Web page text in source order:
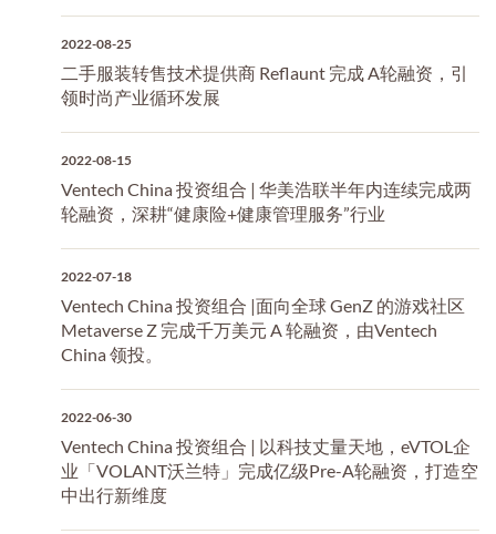
2022-08-25
二手服装转售技术提供商 Reflaunt 完成 A轮融资，引
领时尚产业循环发展
2022-08-15
Ventech China 投资组合 | 华美浩联半年内连续完成两
轮融资，深耕“健康险+健康管理服务”行业
2022-07-18
Ventech China 投资组合 |面向全球 GenZ 的游戏社区
Metaverse Z 完成千万美元 A 轮融资，由Ventech
China 领投。
2022-06-30
Ventech China 投资组合 | 以科技丈量天地，eVTOL企
业「VOLANT沃兰特」完成亿级Pre-A轮融资，打造空
中出行新维度